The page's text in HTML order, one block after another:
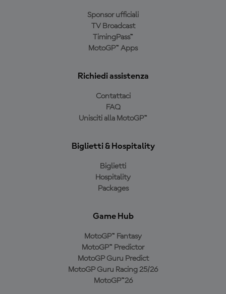
Sponsor ufficiali
TV Broadcast
TimingPass™
MotoGP™ Apps
Richiedi assistenza
Contattaci
FAQ
Unisciti alla MotoGP™
Biglietti & Hospitality
Biglietti
Hospitality
Packages
Game Hub
MotoGP™ Fantasy
MotoGP™ Predictor
MotoGP Guru Predict
MotoGP Guru Racing 25/26
MotoGP™26